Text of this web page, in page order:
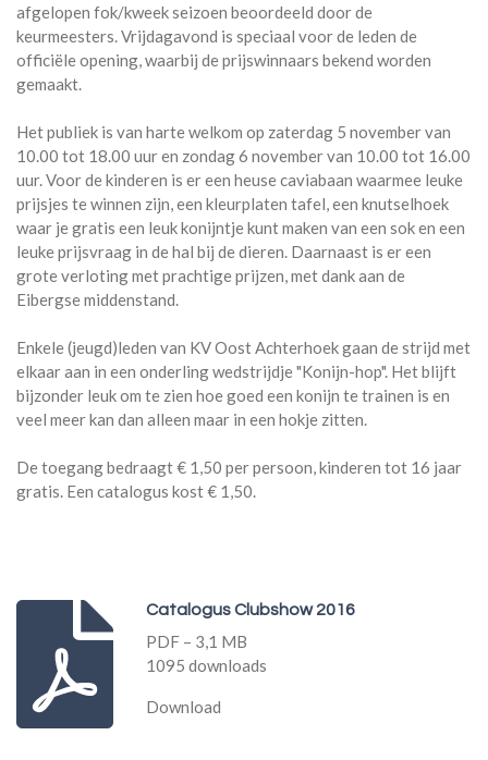
afgelopen fok/kweek seizoen beoordeeld door de
keurmeesters. Vrijdagavond is speciaal voor de leden de
officiële opening, waarbij de prijswinnaars bekend worden
gemaakt.
Het publiek is van harte welkom op zaterdag 5 november van
10.00 tot 18.00 uur en zondag 6 november van 10.00 tot 16.00
uur. Voor de kinderen is er een heuse caviabaan waarmee leuke
prijsjes te winnen zijn, een kleurplaten tafel, een knutselhoek
waar je gratis een leuk konijntje kunt maken van een sok en een
leuke prijsvraag in de hal bij de dieren. Daarnaast is er een
grote verloting met prachtige prijzen, met dank aan de
Eibergse middenstand.
Enkele (jeugd)leden van KV Oost Achterhoek gaan de strijd met
elkaar aan in een onderling wedstrijdje "Konijn-hop". Het blijft
bijzonder leuk om te zien hoe goed een konijn te trainen is en
veel meer kan dan alleen maar in een hokje zitten.
De toegang bedraagt € 1,50 per persoon, kinderen tot 16 jaar
gratis. Een catalogus kost € 1,50.
Catalogus Clubshow 2016
PDF – 3,1 MB
1095 downloads
Download